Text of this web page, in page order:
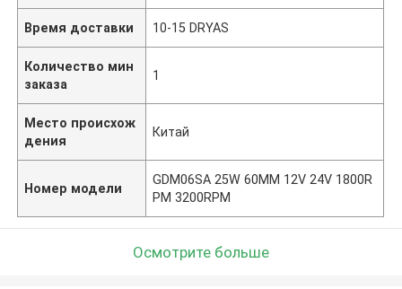
Время доставки 10-15 DRYAS
Количество мин
заказа
1
Место происхож
дения
Китай
Номер модели
GDM06SA 25W 60MM 12V 24V 1800R
PM 3200RPM
Осмотрите больше